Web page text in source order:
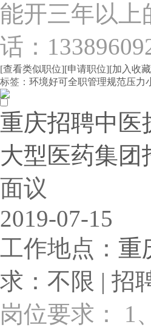
能开三年以上
话：
[查看类似职位][申请职位][加入收
标签： 环境好可全职管理规范压力
重庆招聘中医
大型医药集团
面议
2019-07-15
工作地点： 重
求：不限 | 招
岗位要求： 1